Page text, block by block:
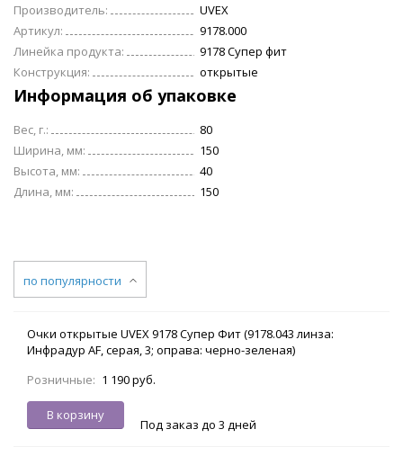
Производитель:
UVEX
Артикул:
9178.000
Линейка продукта:
9178 Супер фит
Конструкция:
открытые
Информация об упаковке
Вес, г.:
80
Ширина, мм:
150
Высота, мм:
40
Длина, мм:
150
по популярности
Очки открытые UVEX 9178 Супер Фит (9178.043 линза:
Инфрадур AF, серая, 3; оправа: черно-зеленая)
Розничные: 1 190 руб.
В корзину
Под заказ до 3 дней